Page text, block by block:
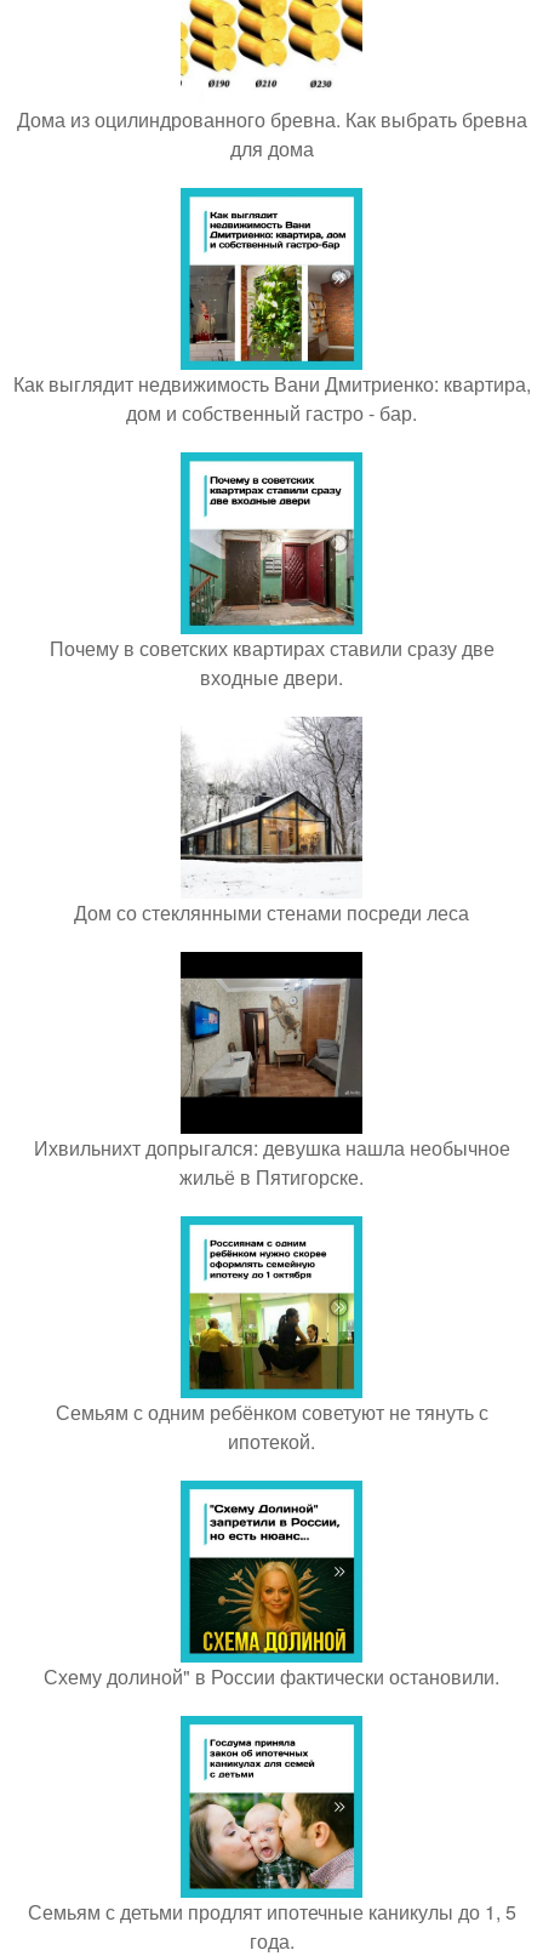
Дома из оцилиндрованного бревна. Как выбрать бревна
для дома
Как выглядит недвижимость Вани Дмитриенко: квартира,
дом и собственный гастро - бар.
Почему в советских квартирах ставили сразу две
входные двери.
Дом со стеклянными стенами посреди леса
Ихвильнихт допрыгался: девушка нашла необычное
жильё в Пятигорске.
Семьям с одним ребёнком советуют не тянуть с
ипотекой.
Схему долиной" в России фактически остановили.
Семьям с детьми продлят ипотечные каникулы до 1, 5
года.